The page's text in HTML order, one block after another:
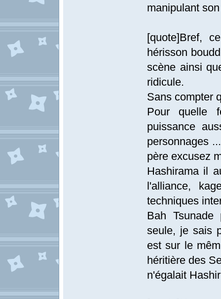
manipulant
[quote]Bref,
hérisson
scène ainsi
ridicule.
Sans compter
Pour quelle
puissance
personnages
père excusez
Hashirama il
l'alliance,
techniques
Bah
seule, je sais
est sur le
héritière des
n'égalait